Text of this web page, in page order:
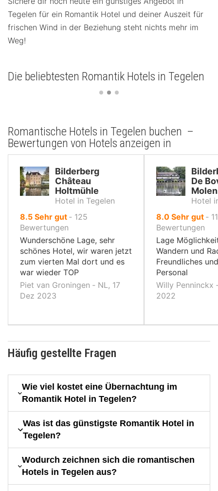
Tegelen für ein Romantik Hotel und deiner Auszeit für
frischen Wind in der Beziehung steht nichts mehr im
Weg!
Die beliebtesten Romantik Hotels in Tegelen
Romantische Hotels in Tegelen buchen –
Bewertungen von Hotels anzeigen in
Bilderberg
Château
Holtmühle
Hotel in Tegelen
8.5von
10,
Sehr gut ‐ 125
Bewertungen
Wunderschöne Lage, sehr
schönes Hotel, wir waren jetzt
zum vierten Mal dort und es
war wieder TOP
Piet van Groningen ‐ NL, 17
Dez 2023
De
Molen
Hotel
8.0von
10,
Sehr gut ‐
Bewertungen
Lage
Wandern und
Freundliches
Personal
Willy Penninckx
2022
Häufig gestellte Fragen
Wie viel kostet eine Übernachtung im
Romantik Hotel in Tegelen?
Was ist das günstigste Romantik Hotel in
Tegelen?
Wodurch zeichnen sich die romantischen
Hotels in Tegelen aus?